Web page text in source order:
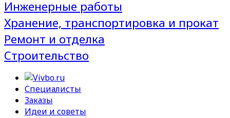
Инженерные работы
Хранение, транспортировка и прокат
Ремонт и отделка
Строительство
Специалисты
Заказы
Идеи и советы